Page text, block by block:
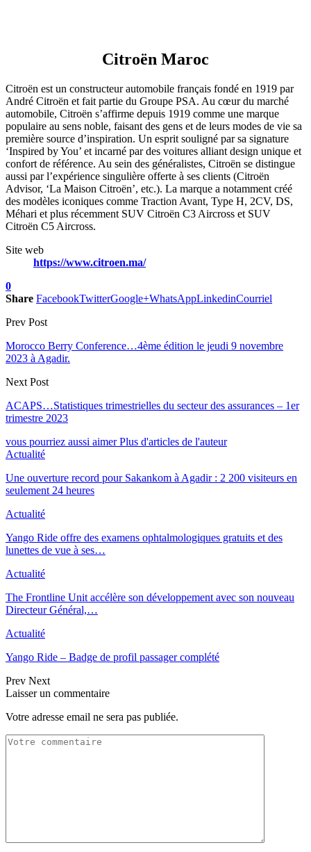
Citroën Maroc
Citroën est un constructeur automobile français fondé en 1919 par
André Citroën et fait partie du Groupe PSA. Au cœur du marché
automobile, Citroën s’affirme depuis 1919 comme une marque
populaire au sens noble, faisant des gens et de leurs modes de vie sa
première source d’inspiration. Un esprit souligné par sa signature
‘Inspired by You’ et incarné par des voitures alliant design unique et
confort de référence. Au sein des généralistes, Citroën se distingue
aussi par l’expérience singulière offerte à ses clients (Citroën
Advisor, ‘La Maison Citroën’, etc.). La marque a notamment créé
des modèles iconiques comme Traction Avant, Type H, 2CV, DS,
Méhari et plus récemment SUV Citroën C3 Aircross et SUV
Citroën C5 Aircross.
Site web
https://www.citroen.ma/
0
Share FacebookTwitterGoogle+WhatsAppLinkedinCourriel
Prev Post
Morocco Berry Conference…4ème édition le jeudi 9 novembre
2023 à Agadir.
Next Post
ACAPS…Statistiques trimestrielles du secteur des assurances – 1er
trimestre 2023
vous pourriez aussi aimer Plus d'articles de l'auteur
Actualité
Une ouverture record pour Sakankom à Agadir : 2 200 visiteurs en
seulement 24 heures
Actualité
Yango Ride offre des examens ophtalmologiques gratuits et des
lunettes de vue à ses…
Actualité
The Frontline Unit accélère son développement avec son nouveau
Directeur Général,…
Actualité
Yango Ride – Badge de profil passager complété
Prev Next
Laisser un commentaire
Votre adresse email ne sera pas publiée.